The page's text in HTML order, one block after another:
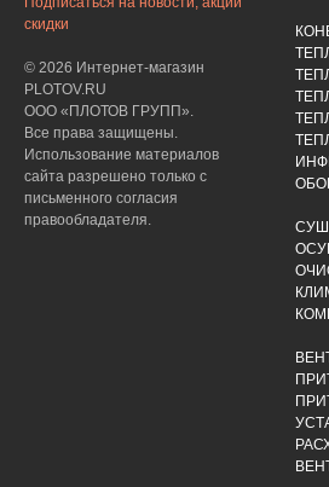
скидки
© 2026 Интернет-магазин
PLOTOV.RU
ООО «ПЛОТОВ ГРУПП».
Все права защищены.
Использование материалов
сайта разрешено только с
письменного согласия
правообладателя.